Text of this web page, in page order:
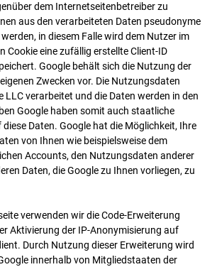
dem Internetseitenbetreiber zu
aus den verarbeiteten Daten pseudonyme
in diesem Falle wird dem Nutzer im
Cookie eine zufällig erstellte Client-ID
Google behält sich die Nutzung der
Zwecken vor. Die Nutzungsdaten
LLC verarbeitet und die Daten werden in den
Google haben somit auch staatliche
Daten. Google hat die Möglichkeit, Ihre
von Ihnen wie beispielsweise dem
Accounts, den Nutzungsdaten anderer
Daten, die Google zu Ihnen vorliegen, zu
verwenden wir die Code-Erweiterung
Aktivierung der IP-Anonymisierung auf
Durch Nutzung dieser Erweiterung wird
innerhalb von Mitgliedstaaten der